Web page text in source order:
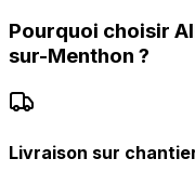
Pourquoi choisir
sur-Menthon ?
Livraison sur